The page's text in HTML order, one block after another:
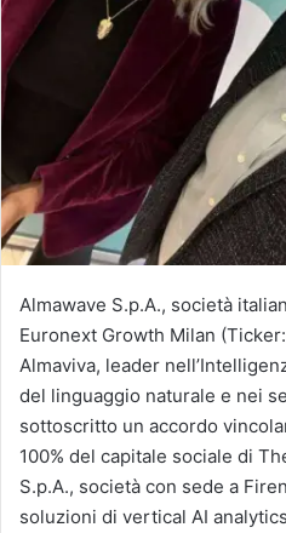
Almawave S.p.A., società
Euronext Growth Milan
Almaviva, leader
del linguaggio naturale e nei
sottoscritto un accordo
100% del capitale sociale di
S.p.A., società con sede a
soluzioni di vertical AI